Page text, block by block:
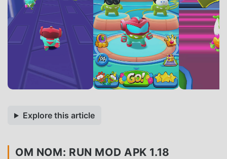
Explore this article
OM NOM: RUN MOD APK 1.18